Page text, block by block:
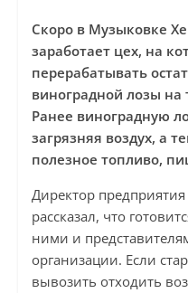
Скоро в Музыковке
заработает цех, на
перерабатывать
виноградной лозы
Ранее виноградную
загрязняя воздух, а
полезное топливо,
Директор
рассказал, что
ними и
организации. Если
вывозить отходить